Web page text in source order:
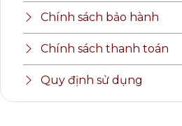
Chính sách bảo hành
Chính sách thanh toán
Quy định sử dụng